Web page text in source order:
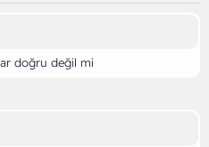
doğru değil mi